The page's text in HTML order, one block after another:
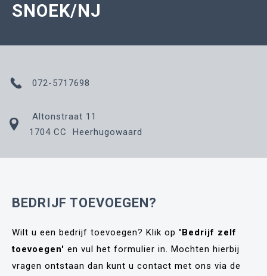
SNOEK/NJ
072-5717698
Altonstraat 11
1704 CC Heerhugowaard
BEDRIJF TOEVOEGEN?
Wilt u een bedrijf toevoegen? Klik op 'Bedrijf zelf
toevoegen' en vul het formulier in. Mochten hierbij
vragen ontstaan dan kunt u contact met ons via de